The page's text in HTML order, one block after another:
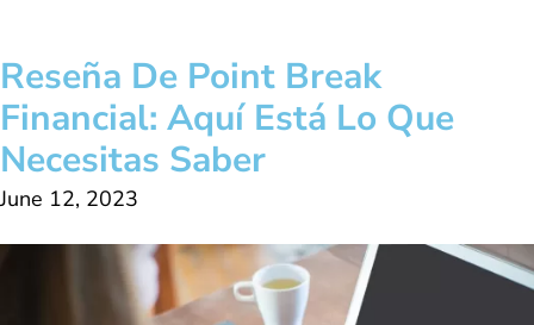
Reseña De Point Break
Financial: Aquí Está Lo Que
Necesitas Saber
June 12, 2023